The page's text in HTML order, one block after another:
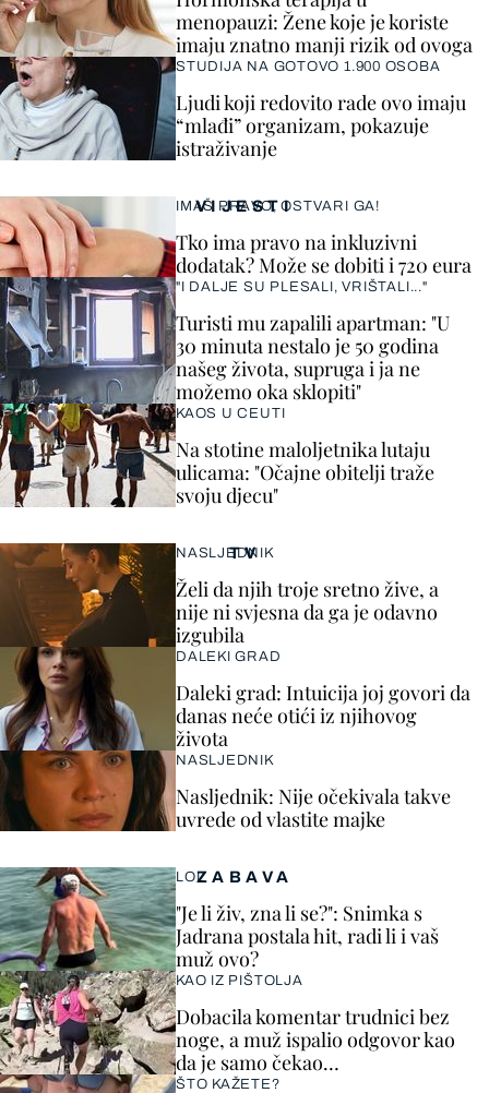
VIJESTI
IMAŠ PRAVO, OSTVARI GA!
Tko ima pravo na inkluzivni
dodatak? Može se dobiti i 720 eura
"I DALJE SU PLESALI, VRIŠTALI..."
Turisti mu zapalili apartman: "U
30 minuta nestalo je 50 godina
našeg života, supruga i ja ne
možemo oka sklopiti"
KAOS U CEUTI
Na stotine maloljetnika lutaju
ulicama: "Očajne obitelji traže
svoju djecu"
menopauzi: Žene koje je koriste
imaju znatno manji rizik od ovoga
STUDIJA NA GOTOVO 1.900 OSOBA
Ljudi koji redovito rade ovo imaju
“mlađi” organizam, pokazuje
istraživanje
ZABAVA
LOL
"Je li živ, zna li se?": Snimka s
Jadrana postala hit, radi li i vaš
muž ovo?
KAO IZ PIŠTOLJA
Dobacila komentar trudnici bez
noge, a muž ispalio odgovor kao
da je samo čekao…
ŠTO KAŽETE?
TV
NASLJEDNIK
Želi da njih troje sretno žive, a
nije ni svjesna da ga je odavno
izgubila
DALEKI GRAD
Daleki grad: Intuicija joj govori da
danas neće otići iz njihovog
života
NASLJEDNIK
Nasljednik: Nije očekivala takve
uvrede od vlastite majke